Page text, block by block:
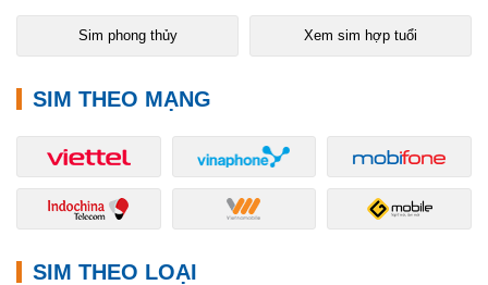
Sim phong thủy Xem sim hợp tuổi
SIM THEO MẠNG
SIM THEO LOẠI